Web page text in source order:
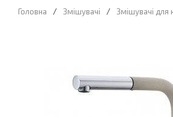
Головна / Змішувачі / Змішувачі для